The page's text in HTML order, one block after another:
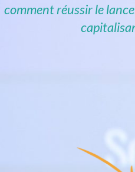
comment réussir le